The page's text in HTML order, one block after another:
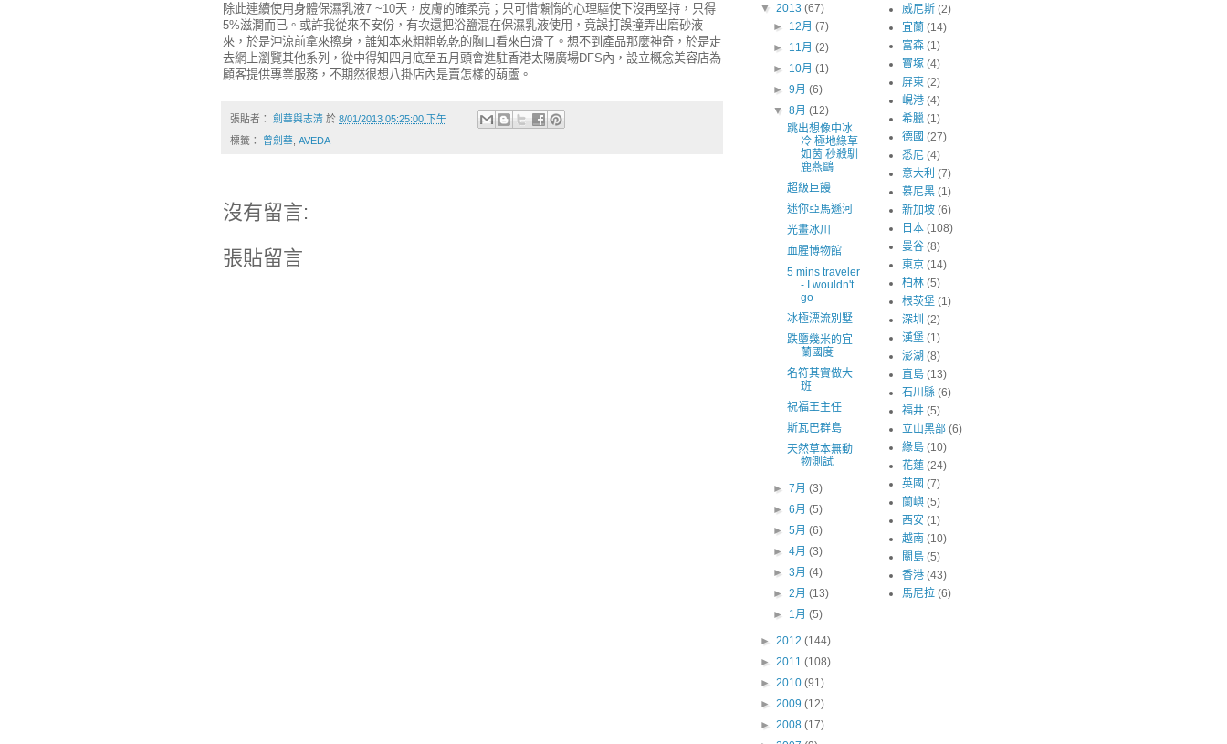
除此連續使用身體保濕乳液7 ~10天，皮膚的確柔亮；只可惜懶惰的心理驅使下沒再堅持，只得
5%滋潤而已。或許我從來不安份，有次還把浴鹽混在保濕乳液使用，竟誤打誤撞弄出磨砂液
來，於是沖涼前拿來擦身，誰知本來粗粗乾乾的胸口看來白滑了。想不到產品那麼神奇，於是走
去網上瀏覽其他系列，從中得知四月底至五月頭會進駐香港太陽廣場DFS內，設立概念美容店為
顧客提供專業服務，不期然很想八掛店內是賣怎樣的葫蘆。
張貼者： 劍華與志清 於 8/01/2013 05:25:00 下午
標籤： 曾劍華 AVEDA
沒有留言:
張貼留言
▼ 2013 (67)
► 12月(7)
► 11月(2)
► 10月(1)
►9月(6)
▼8月(12)
跳出想像中冰
冷 極地綠草
如茵 秒殺馴
鹿燕鷗
超級巨饅
迷你亞馬遜河
光畫冰川
血腥博物館
5 mins traveler
- I wouldn't
go
冰極漂流別墅
跌墮幾米的宜
蘭國度
名符其實做大
班
祝福王主任
斯瓦巴群島
天然草本無動
物測試
►7月(3)
►6月(5)
►5月(6)
►4月(3)
►3月(4)
►2月(13)
► 1月(5)
► 2012 (144)
► 2011 (108)
► 2010 (91)
► 2009 (12)
► 2008 (17)
威尼斯 (2)
宜蘭 (14)
富森 (1)
寶塚 (4)
屏東 (2)
峴港 (4)
希臘 (1)
德國 (27)
悉尼 (4)
意大利 (7)
慕尼黑 (1)
新加坡 (6)
日本 (108)
曼谷 (8)
東京 (14)
柏林 (5)
根茨堡 (1)
深圳 (2)
漢堡 (1)
澎湖 (8)
直島 (13)
石川縣 (6)
福井 (5)
立山黑部 (6)
綠島 (10)
花蓮 (24)
英國 (7)
蘭嶼 (5)
西安 (1)
越南 (10)
關島 (5)
香港 (43)
馬尼拉 (6)